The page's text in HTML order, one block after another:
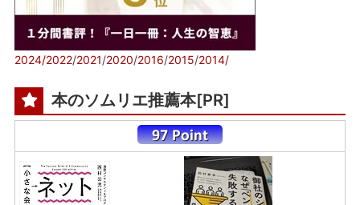
2024/2022/2021/2020/2016/2015/2014/
本のソムリエ推薦本[PR]